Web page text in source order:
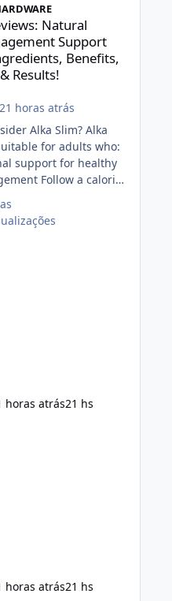
Natural
Support
Benefits,
Results!
21 horas atrás
Alka Slim? Alka
for adults who:
support for healthy
a calorie-
containing plant-
to
horas atrás21 hs
horas atrás21 hs